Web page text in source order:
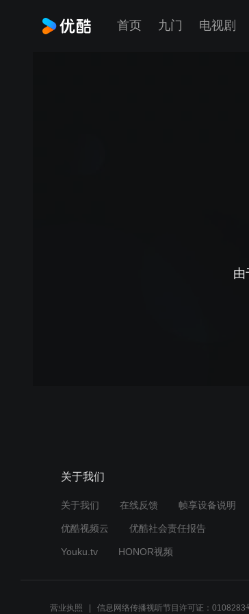
首页 九门 电视剧
由
关于我们
关于我们 在线反馈 帧享设备说明
优酷视频云 优酷社会责任报告
Youku.tv HONOR视频
营业执照 信息网络传播视听节目许可证：0108283